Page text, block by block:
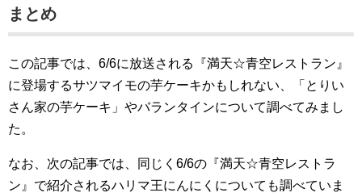
まとめ
この記事では、6/6に放送される『満天☆青空レストラン』
に登場するサツマイモの芋ケーキかもしれない、「とりい
さん家の芋ケーキ」やバランタインについて調べてみまし
た。
なお、次の記事では、同じく6/6の『満天☆青空レストラ
ン』で紹介されるハリマ王にんにくについても調べていま